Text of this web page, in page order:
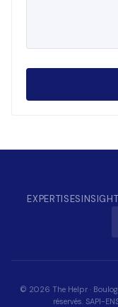
EXPERTISES
© 2026 The Helpr ·
réservés. SAPI-